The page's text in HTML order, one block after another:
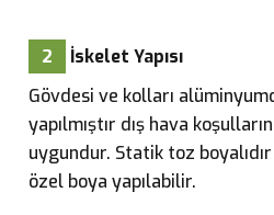
2
İskelet Yapısı
Gövdesi ve kolları
yapılmıştır dış hava
uygundur. Statik toz boyalıdır
özel boya yapılabilir.